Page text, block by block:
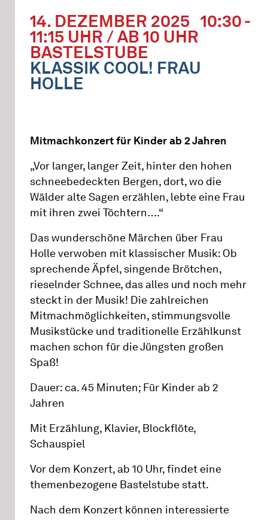
14. DEZEMBER 2025 10:30 -
11:15 UHR / AB 10 UHR
BASTELSTUBE
KLASSIK COOL! FRAU
HOLLE
Mitmachkonzert für Kinder ab 2 Jahren
„Vor langer, langer Zeit, hinter den hohen
schneebedeckten Bergen, dort, wo die
Wälder alte Sagen erzählen, lebte eine Frau
mit ihren zwei Töchtern….“
Das wunderschöne Märchen über Frau
Holle verwoben mit klassischer Musik: Ob
sprechende Äpfel, singende Brötchen,
rieselnder Schnee, das alles und noch mehr
steckt in der Musik! Die zahlreichen
Mitmachmöglichkeiten, stimmungsvolle
Musikstücke und traditionelle Erzählkunst
machen schon für die Jüngsten großen
Spaß!
Dauer: ca. 45 Minuten; Für Kinder ab 2
Jahren
Mit Erzählung, Klavier, Blockflöte,
Schauspiel
Vor dem Konzert, ab 10 Uhr, findet eine
themenbezogene Bastelstube statt.
Nach dem Konzert können interessierte